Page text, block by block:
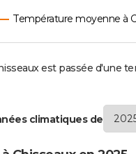
Température moyenne à
est passée d'une
climatiques de